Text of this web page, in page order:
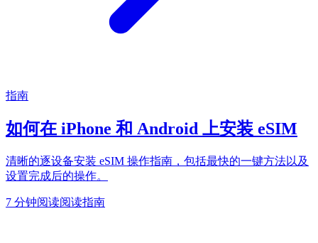
指南
如何在 iPhone 和 Android 上安装 eSIM
清晰的逐设备安装 eSIM 操作指南，包括最快的一键方法以及
设置完成后的操作。
7 分钟阅读阅读指南